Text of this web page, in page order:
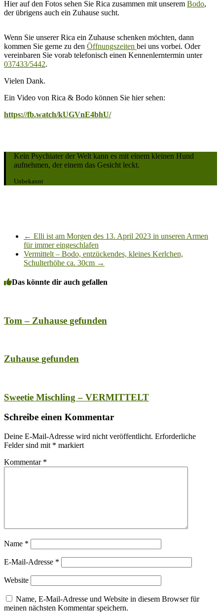
Hier auf den Fotos sehen Sie Rica zusammen mit unserem Bodo,
der übrigens auch ein Zuhause sucht.
Wenn Sie unserer Rica ein Zuhause schenken möchten, dann
kommen Sie gerne zu den Öffnungszeiten bei uns vorbei. Oder
vereinbaren Sie vorab telefonisch einen Kennenlerntermin unter
037433/5442.
Vielen Dank.
Ein Video von Rica & Bodo können Sie hier sehen:
https://fb.watch/kUGVnE4bhU/
Kein Psychiater der Welt kann es mit einem kleinen Hund
aufnehmen, der einem das Gesicht leckt.
Unbekannt
← Elli ist am Morgen des 13. April 2023 in unseren Armen
für immer eingeschlafen
Vermittelt – Bodo, entzückendes, kleines Kerlchen,
Schulterhöhe ca. 30cm →
Das könnte dir auch gefallen
Tom – Zuhause gefunden
Zuhause gefunden
Sweetie Mischling – VERMITTELT
Schreibe einen Kommentar
Deine E-Mail-Adresse wird nicht veröffentlicht. Erforderliche
Felder sind mit * markiert
Kommentar *
Name *
E-Mail-Adresse *
Website
Name, E-Mail-Adresse und Website in diesem Browser für
meinen nächsten Kommentar speichern.